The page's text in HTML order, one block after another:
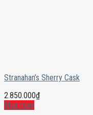
Stranahan’s Sherry Cask
2.850.000₫
Mua ngay